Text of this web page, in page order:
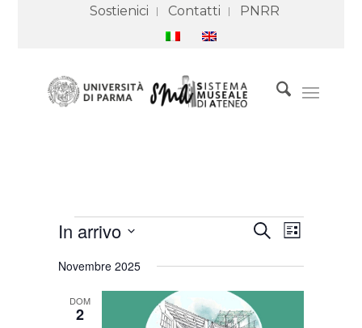
Sostienici Contatti PNRR
Eventi Eventi
Ricerca
Navigazione
CercaEvento
Viste
Lista
In arrivo
data.
Novembre 2025
DOM
2